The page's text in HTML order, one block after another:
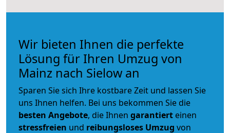
Wir bieten Ihnen die perfekte
Lösung für Ihren Umzug von
Mainz nach Sielow an
Sparen Sie sich Ihre kostbare Zeit und lassen Sie
uns Ihnen helfen. Bei uns bekommen Sie die
besten Angebote, die Ihnen garantiert einen
stressfreien und reibungsloses Umzug von